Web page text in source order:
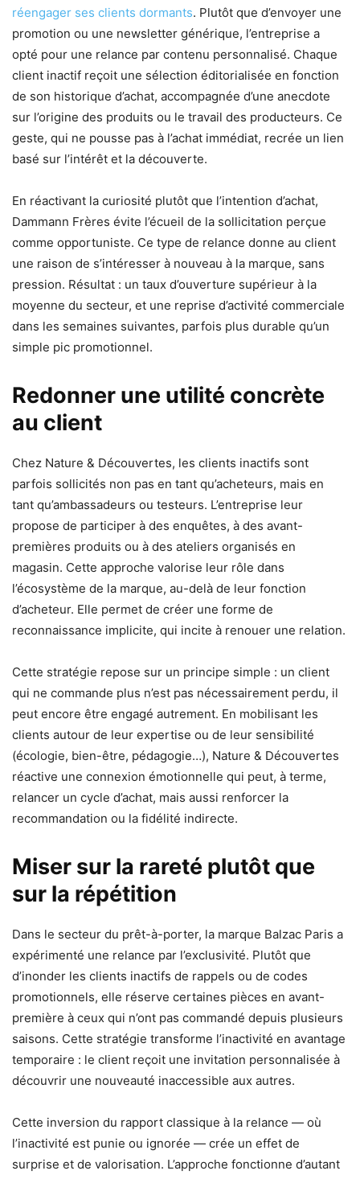
réengager ses clients dormants. Plutôt que d’envoyer une
promotion ou une newsletter générique, l’entreprise a
opté pour une relance par contenu personnalisé. Chaque
client inactif reçoit une sélection éditorialisée en fonction
de son historique d’achat, accompagnée d’une anecdote
sur l’origine des produits ou le travail des producteurs. Ce
geste, qui ne pousse pas à l’achat immédiat, recrée un lien
basé sur l’intérêt et la découverte.
En réactivant la curiosité plutôt que l’intention d’achat,
Dammann Frères évite l’écueil de la sollicitation perçue
comme opportuniste. Ce type de relance donne au client
une raison de s’intéresser à nouveau à la marque, sans
pression. Résultat : un taux d’ouverture supérieur à la
moyenne du secteur, et une reprise d’activité commerciale
dans les semaines suivantes, parfois plus durable qu’un
simple pic promotionnel.
Redonner une utilité concrète
au client
Chez Nature & Découvertes, les clients inactifs sont
parfois sollicités non pas en tant qu’acheteurs, mais en
tant qu’ambassadeurs ou testeurs. L’entreprise leur
propose de participer à des enquêtes, à des avant-
premières produits ou à des ateliers organisés en
magasin. Cette approche valorise leur rôle dans
l’écosystème de la marque, au-delà de leur fonction
d’acheteur. Elle permet de créer une forme de
reconnaissance implicite, qui incite à renouer une relation.
Cette stratégie repose sur un principe simple : un client
qui ne commande plus n’est pas nécessairement perdu, il
peut encore être engagé autrement. En mobilisant les
clients autour de leur expertise ou de leur sensibilité
(écologie, bien-être, pédagogie…), Nature & Découvertes
réactive une connexion émotionnelle qui peut, à terme,
relancer un cycle d’achat, mais aussi renforcer la
recommandation ou la fidélité indirecte.
Miser sur la rareté plutôt que
sur la répétition
Dans le secteur du prêt-à-porter, la marque Balzac Paris a
expérimenté une relance par l’exclusivité. Plutôt que
d’inonder les clients inactifs de rappels ou de codes
promotionnels, elle réserve certaines pièces en avant-
première à ceux qui n’ont pas commandé depuis plusieurs
saisons. Cette stratégie transforme l’inactivité en avantage
temporaire : le client reçoit une invitation personnalisée à
découvrir une nouveauté inaccessible aux autres.
Cette inversion du rapport classique à la relance — où
l’inactivité est punie ou ignorée — crée un effet de
surprise et de valorisation. L’approche fonctionne d’autant